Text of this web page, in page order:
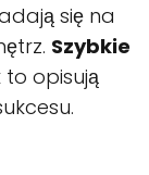
się na
Szybkie
to opisują